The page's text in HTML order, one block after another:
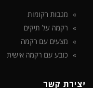
מגבות רקומות
רקמה על תיקים
מצעים עם רקמה
כובע עם רקמה אישית
יצירת קשר